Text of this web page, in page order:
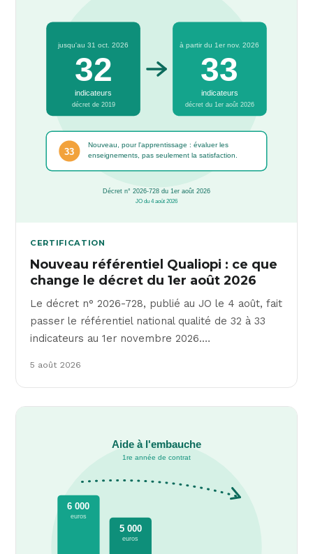
CERTIFICATION
Nouveau référentiel Qualiopi : ce que
change le décret du 1er août 2026
Le décret n° 2026-728, publié au JO le 4 août, fait
passer le référentiel national qualité de 32 à 33
indicateurs au 1er novembre 2026.…
5 août 2026